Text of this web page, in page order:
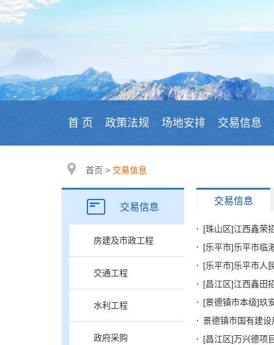
首 页 政策法规 场地安排 交易信息
首页 > 交易信息
交易信息
房建及市政工程
交通工程
水利工程
政府采购
交易信息
[乐平市]乐平市临
[乐平市]乐平市人
景德镇市国有建
[昌江区]万兴德项